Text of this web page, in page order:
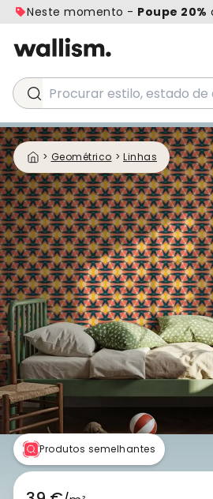
Neste momento - Poupe 20%
Procurar estilo, estado de
> Geométrico > Linhas
Produtos semelhantes